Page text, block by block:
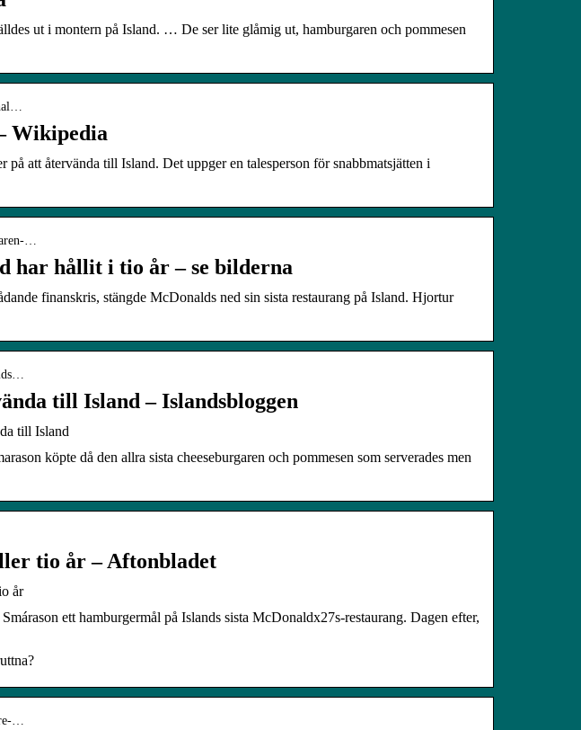
ut i montern på Island. … De ser lite glåmig ut, hamburgaren och pommesen
Wikipedia
att återvända till Island. Det uppger en talesperson för snabbmatsjätten i
…
har hållit i tio år – se bilderna
finanskris, stängde McDonalds ned sin sista restaurang på Island. Hjortur
till Island – Islandsbloggen
till Island
köpte då den allra sista cheeseburgaren och pommesen som serverades men
tio år – Aftonbladet
år
ett hamburgermål på Islands sista McDonaldx27s-restaurang. Dagen efter,
…